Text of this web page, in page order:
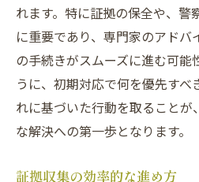
れます。特に証拠の保全や、警
に重要であり、専門家のアドバ
の手続きがスムーズに進む可能
うに、初期対応で何を優先す
れに基づいた行動を取ること
な解決への第一歩となります。
証拠収集の効率的な進め方